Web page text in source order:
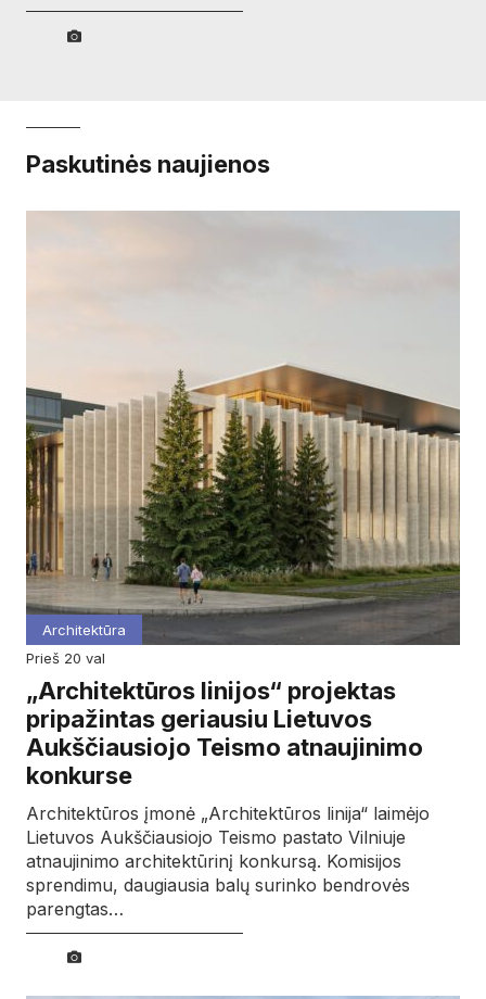
Paskutinės naujienos
Architektūra
prieš 20 val
„Architektūros linijos“ projektas
pripažintas geriausiu Lietuvos
Aukščiausiojo Teismo atnaujinimo
konkurse
Architektūros įmonė „Architektūros linija“ laimėjo
Lietuvos Aukščiausiojo Teismo pastato Vilniuje
atnaujinimo architektūrinį konkursą. Komisijos
sprendimu, daugiausia balų surinko bendrovės
parengtas…